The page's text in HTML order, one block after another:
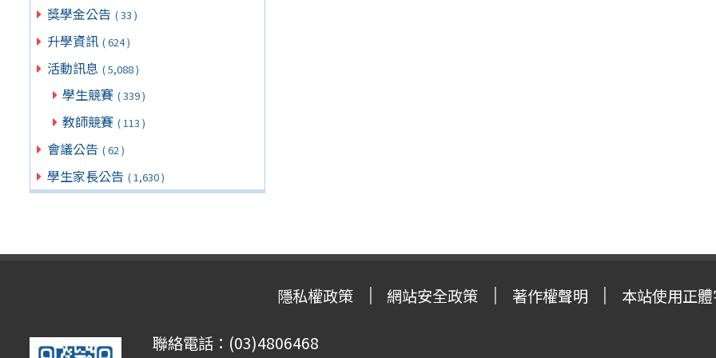
獎學金公告 ( 33 )
升學資訊 ( 624 )
活動訊息 ( 5,088 )
學生競賽 ( 339 )
教師競賽 ( 113 )
會議公告 ( 62 )
學生家長公告 ( 1,630 )
隱私權政策 網站安全政策 著作權聲明 本站使用正
聯絡電話：(03)4806468